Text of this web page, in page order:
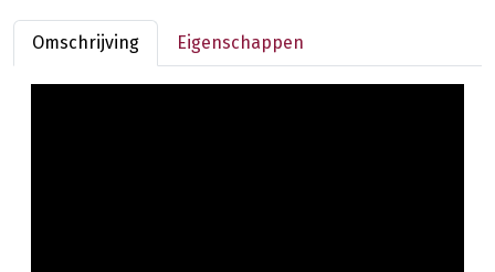
Omschrijving Eigenschappen